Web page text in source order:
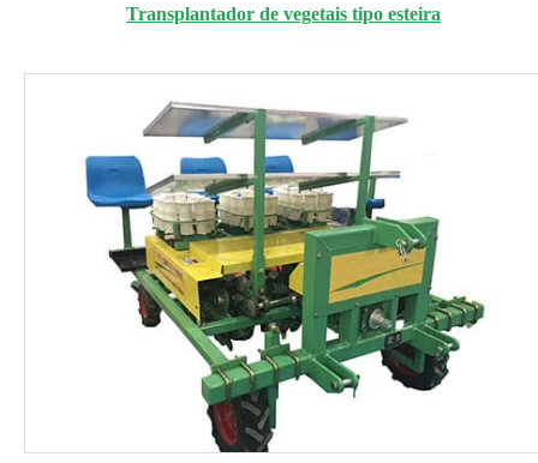
Transplantador de vegetais tipo esteira